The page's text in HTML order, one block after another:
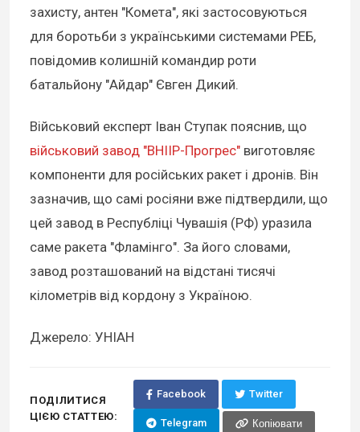
захисту, антен "Комета", які застосовуються
для боротьби з українськими системами РЕБ,
повідомив колишній командир роти
батальйону "Айдар" Євген Дикий.
Військовий експерт Іван Ступак пояснив, що
військовий завод "ВНІІР-Прогрес" виготовляє
компоненти для російських ракет і дронів. Він
зазначив, що самі росіяни вже підтвердили, що
цей завод в Республіці Чувашія (РФ) уразила
саме ракета "Фламінго". За його словами,
завод розташований на відстані тисячі
кілометрів від кордону з Україною.
Джерело: УНІАН
ПОДІЛИТИСЯ
ЦІЄЮ СТАТТЕЮ:
Facebook Twitter
Telegram Копіювати